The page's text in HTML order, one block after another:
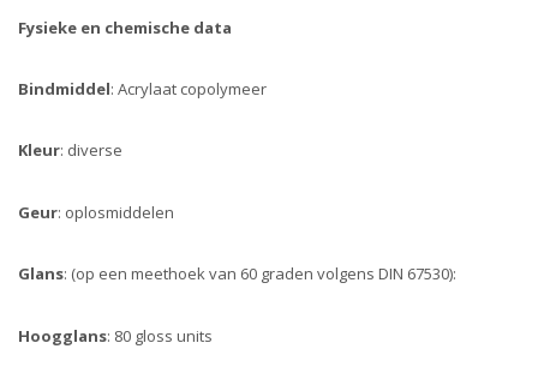
Fysieke en chemische data
Bindmiddel: Acrylaat copolymeer
Kleur: diverse
Geur: oplosmiddelen
Glans: (op een meethoek van 60 graden volgens DIN 67530):
Hoogglans: 80 gloss units